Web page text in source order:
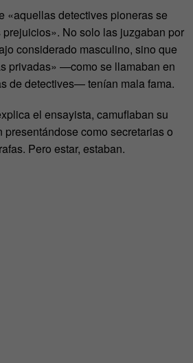
«aquellas detectives pioneras se
No solo las juzgaban por
considerado masculino, sino que
privadas» —como se llamaban en
de detectives— tenían mala fama.
el ensayista, camuflaban su
presentándose como secretarias o
Pero estar, estaban.